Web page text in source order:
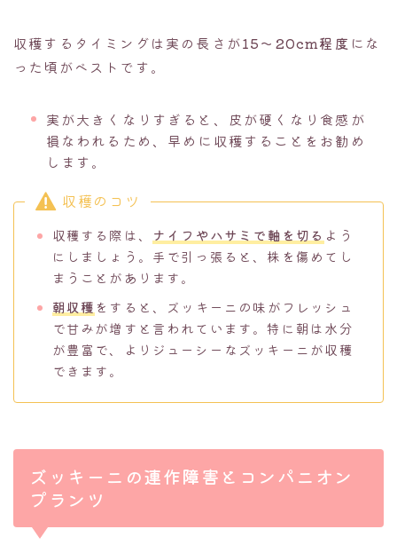
収穫するタイミングは実の長さが15〜20cm程度 にな
った頃がベストです。
実が大きくなりすぎると、皮が硬くなり食感が
損なわれるため、早めに収穫することをお勧め
します。
収穫のコツ
収穫する際は、 ナイフやハサミ で軸を切る よう
にしましょう。手で引っ張ると、株を傷めてし
まうことがあります。
朝収穫 をすると、ズッキーニの味がフレッシュ
で甘みが増すと言われています。特に朝は水分
が豊富で、よりジューシーなズッキーニが収穫
できます。
ズッキーニの連作障害とコンパニオン
プランツ